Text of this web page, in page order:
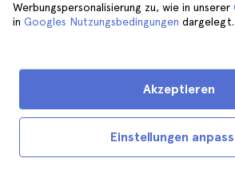
Menschen im Touristenbus|
Die Bussefahren von 9:00 Uhr
Werbungspersonalisierung zu, wie in unserer
in Googles Nutzungsbedingungen dargelegt.
Einstellungen
Akzeptieren